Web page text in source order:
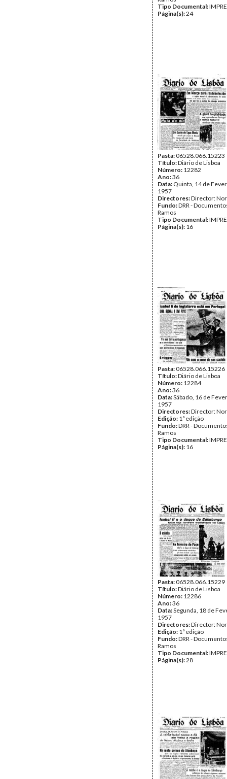
Tipo Documental:
Página(s):24
Pasta:06528.066.15223
Título:Diário de Lisboa
Número: 12282
Ano:36
Data: Quinta, 14 de
1957
Directores:Director:
Fundo:DRR -
Ramos
Tipo Documental:
Página(s): 16
Pasta:06528.066.15226
Título:Diário de Lisboa
Número: 12284
Ano:36
Data:Sábado, 16 de
1957
Directores:Director:
Edição: 1ª edição
Fundo:DRR -
Ramos
Tipo Documental:
Página(s): 16
Pasta:06528.066.15229
Título:Diário de Lisboa
Número: 12286
Ano:36
Data:Segunda, 18 de
1957
Directores:Director:
Edição: 1ª edição
Fundo:DRR -
Ramos
Tipo Documental:
Página(s):28